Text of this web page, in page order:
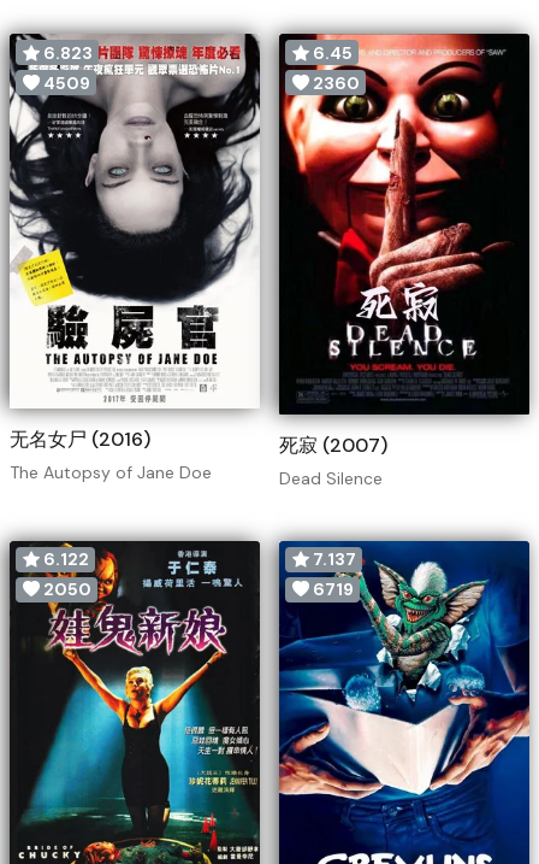
6.823
4509
无名女尸 (2016)
The Autopsy of Jane Doe
6.45
2360
死寂 (2007)
Dead Silence
6.122
2050
7.137
6719